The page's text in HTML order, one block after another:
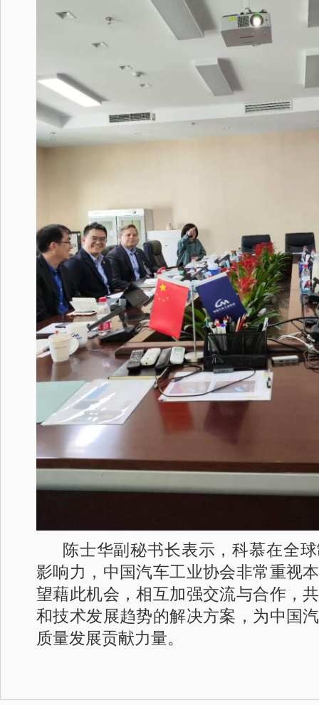
陈士华副秘书长表示，科慕在全
影响力，中国汽车工业协会非常重视
望藉此机会，相互加强交流与合作，
和技术发展趋势的解决方案，为中国
质量发展贡献力量。